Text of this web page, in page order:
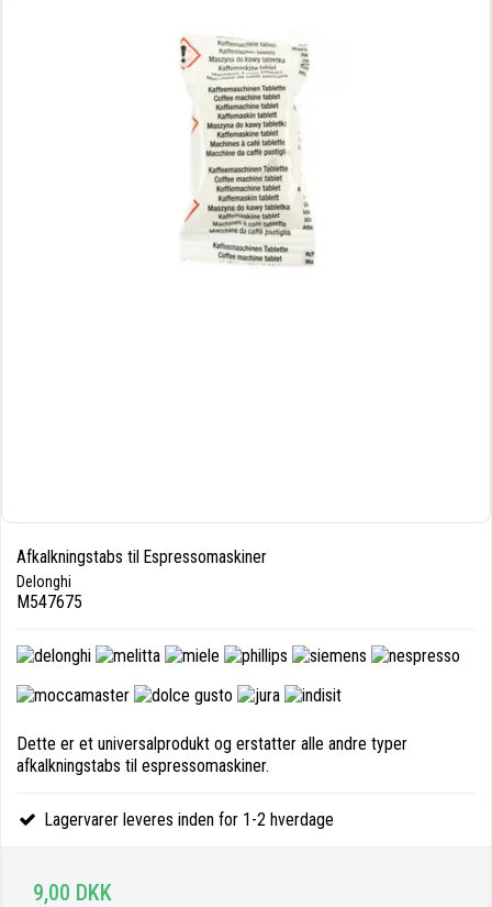
Afkalkningstabs til Espressomaskiner
Delonghi
M547675
Dette er et universalprodukt og erstatter alle andre typer
afkalkningstabs til espressomaskiner.
Lagervarer leveres inden for 1-2 hverdage
9,00 DKK